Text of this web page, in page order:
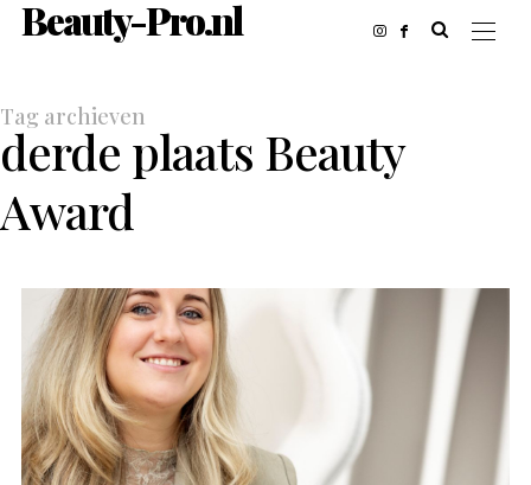
Beauty-Pro.nl
Tag archieven
derde plaats Beauty
Award